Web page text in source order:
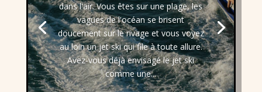
dans l'air. Vous êtes sur une plage, les
vagues de l'océan se brisent
doucement sur le rivage et vous voyez
au loin un jet ski qui file à toute allure.
Avez-vous déjà envisagé le jet ski
comme une...